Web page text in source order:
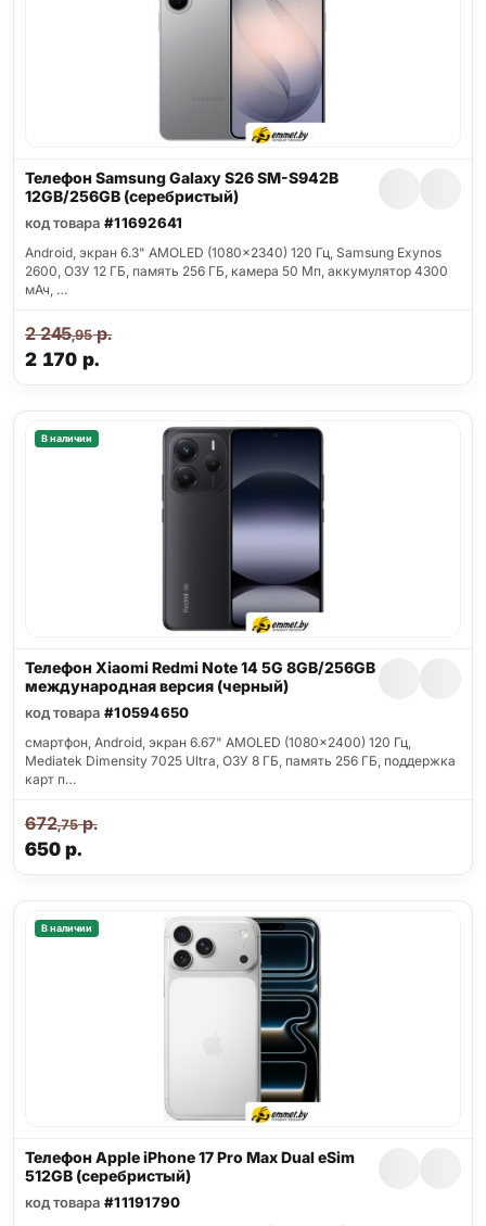
Телефон Samsung Galaxy S26 SM-S942B
12GB/256GB (серебристый)
код товара #11692641
Android, экран 6.3" AMOLED (1080x2340) 120 Гц, Samsung Exynos
2600, ОЗУ 12 ГБ, память 256 ГБ, камера 50 Мп, аккумулятор 4300
мАч, …
2 170 р.
2 245,95р.
В наличии
Телефон Xiaomi Redmi Note 14 5G 8GB/256GB
международная версия (черный)
код товара #10594650
смартфон, Android, экран 6.67" AMOLED (1080x2400) 120 Гц,
Mediatek Dimensity 7025 Ultra, ОЗУ 8 ГБ, память 256 ГБ, поддержка
карт п…
650р.
672,75р.
В наличии
Телефон Apple iPhone 17 Pro Max Dual eSim
512GB (серебристый)
код товара #11191790